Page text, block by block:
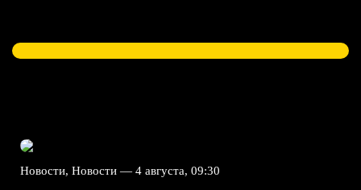
Новости, Новости — 4 августа, 09:30